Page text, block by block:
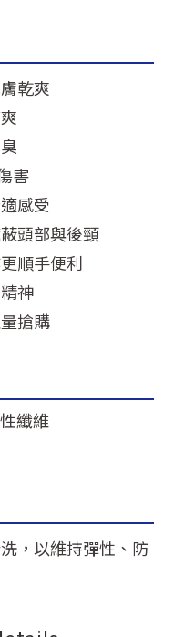
乾爽
害
感受
頭部與後頸
順手便利
神
搶購
纖維
，以維持彈性、防